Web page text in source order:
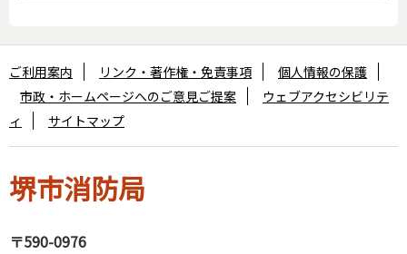
堺市消防局
〒590-0976
ご利用案内 リンク・著作権・免責事項
個人情報の保護
市政・ホームページへのご意見ご提案
ウェブアクセシビリテ
ィ
サイトマップ